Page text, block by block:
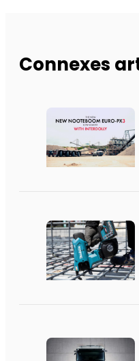
Connexes